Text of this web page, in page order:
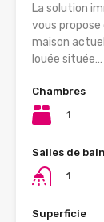
La solution
vous
maison
louée située…
Chambres
1
Salles de bain
1
Superficie